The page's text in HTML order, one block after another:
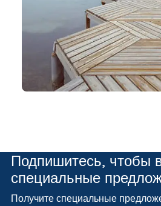
Подпишитесь, чтобы
специальные
Получите специальные